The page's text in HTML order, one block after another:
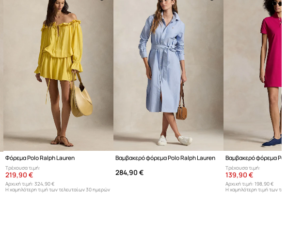
Φόρεμα Polo Ralph Lauren
Τρέχουσα τιμή:
219,90 €
Αρχική τιμή: 324,90 €
Η χαμηλότερη τιμή των τελευταίων 30 ημερών
Βαμβακερό φόρεμα Polo Ralph Lauren
284,90 €
Βαμβακερό φόρεμα Polo
Τρέχουσα τιμή:
139,90 €
Αρχική τιμή: 198,90 €
Η χαμηλότερη τιμή των